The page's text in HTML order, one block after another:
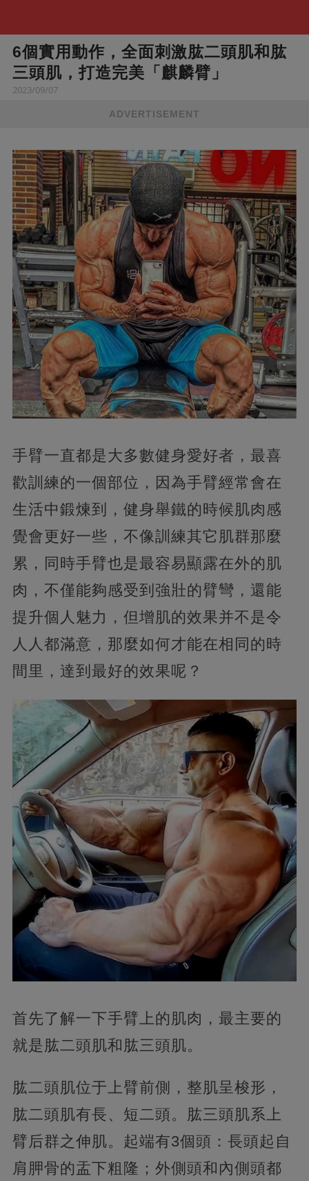
6個實用動作，全面刺激肱二頭肌和肱
三頭肌，打造完美「麒麟臂」
2023/09/07
ADVERTISEMENT
手臂一直都是大多數健身愛好者，最喜
歡訓練的一個部位，因為手臂經常會在
生活中鍛煉到，健身舉鐵的時候肌肉感
覺會更好一些，不像訓練其它肌群那麼
累，同時手臂也是最容易顯露在外的肌
肉，不僅能夠感受到強壯的臂彎，還能
提升個人魅力，但增肌的效果并不是令
人人都滿意，那麼如何才能在相同的時
間里，達到最好的效果呢？
首先了解一下手臂上的肌肉，最主要的
就是肱二頭肌和肱三頭肌。
肱二頭肌位于上臂前側，整肌呈梭形，
肱二頭肌有長、短二頭。肱三頭肌系上
臂后群之伸肌。起端有3個頭：長頭起自
肩胛骨的盂下粗隆；外側頭和內側頭都